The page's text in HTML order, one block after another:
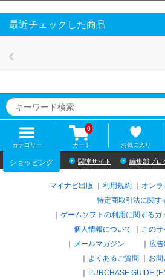
最近チェックした商品
カテゴリー カート
0
お気に入り
ショッピング 関連サイト 編集部ブロ
マイナビ出版 利用規約
オン
特定商取引法に関す
ゲームソフトの利用に関するガ
個人情報について
この
メールマガジン
広
よくあるご質問
お
PURCHASE GUIDE